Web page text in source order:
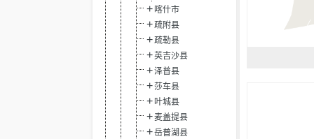
喀什市
疏附县
疏勒县
英吉沙县
泽普县
莎车县
叶城县
麦盖提县
岳普湖县